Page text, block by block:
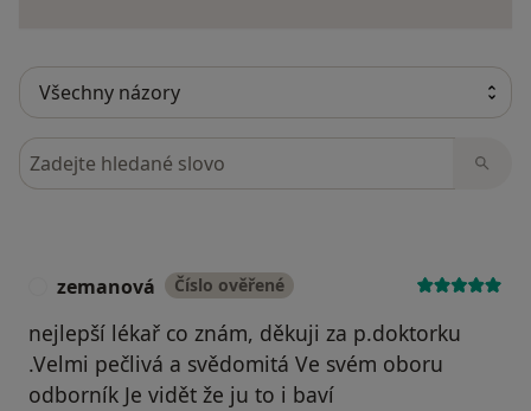
Hledejte v názorech
zemanová Číslo ověřené
nejlepší lékař co znám, děkuji za p.doktorku
.Velmi pečlivá a svědomitá Ve svém oboru
odborník Je vidět že ju to i baví